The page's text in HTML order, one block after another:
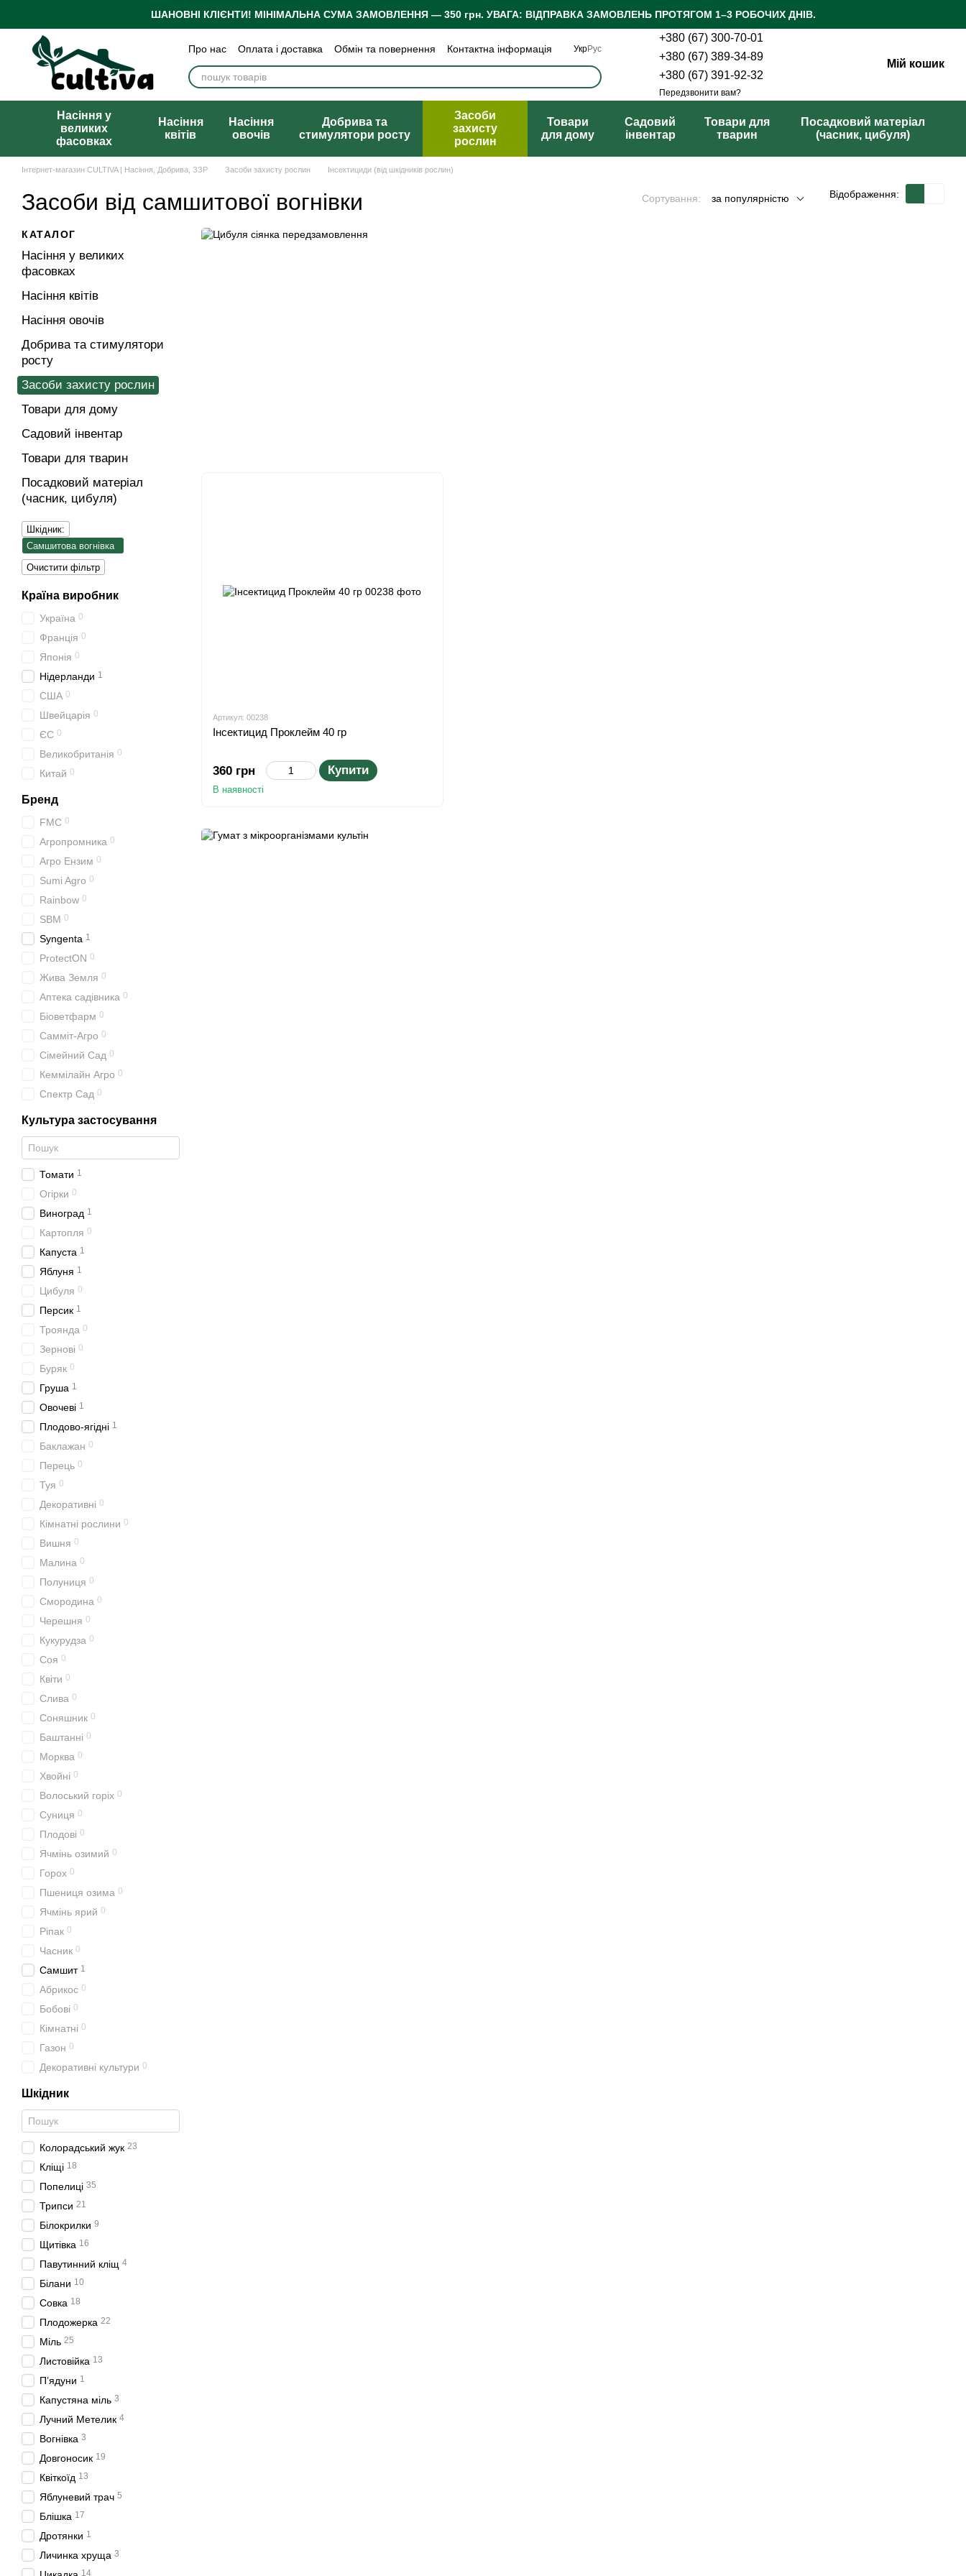
Перейти до основного контентуШАНОВНІ КЛІЄНТИ! МІНІМАЛЬНА СУМА ЗАМОВЛЕННЯ — 350 грн. УВАГА: ВІДПРАВКА ЗАМОВЛЕНЬ ПРОТЯГОМ 1–3 РОБОЧИХ ДНІВ.
Про нас Оплата і доставка Обмін та повернення
Контактна інформація
Бренди
Блог Політика конфіденційності
Відгуки про магазин
Публічна оферта
УкрРус
+380 (67) 300-70-01
+380 (67) 389-34-89
+380 (67) 391-92-32
Передзвонити вам?
Мій кошик
Насіння у
великих
фасовках
Насіння
квітів
Насіння
овочів
Добрива та
стимулятори росту
Засоби
захисту
рослин
Товари
для дому
Садовий
інвентар
Товари для
тварин
Посадковий матеріал
(часник, цибуля)
Інтернет-магазин CULTIVA | Насіння, Добрива, ЗЗР Засоби захисту рослин Інсектициди (від шкідників рослин)
Засоби від самшитової вогнівки Сортування: за популярністю Відображення:
Артикул: 00238
Інсектицид Проклейм 40 гр
360 грн Купити
В наявності
КАТАЛОГ
Насіння у великих
фасовках
Насіння квітів
Насіння овочів
Добрива та стимулятори
росту
Засоби захисту рослин
Товари для дому
Садовий інвентар
Товари для тварин
Посадковий матеріал
(часник, цибуля)
Шкідник:
Самшитова вогнівка
Очистити фільтр
Країна виробник
Україна 0
Франція 0
Японія 0
Нідерланди 1
США 0
Швейцарія 0
ЄС 0
Великобританія 0
Китай 0
Бренд
FMC 0
Агропромника 0
Агро Ензим 0
Sumi Agro 0
Rainbow 0
SBM 0
Syngenta 1
ProtectON 0
Жива Земля 0
Аптека садівника 0
Біоветфарм 0
Самміт-Агро 0
Сімейний Сад 0
Кеммілайн Агро 0
Спектр Сад 0
Культура застосування
Томати 1
Огірки 0
Виноград 1
Картопля 0
Капуста 1
Яблуня 1
Цибуля 0
Персик 1
Троянда 0
Зернові 0
Буряк 0
Груша 1
Овочеві 1
Плодово-ягідні 1
Баклажан 0
Перець 0
Туя 0
Декоративні 0
Кімнатні рослини 0
Вишня 0
Малина 0
Полуниця 0
Смородина 0
Черешня 0
Кукурудза 0
Соя 0
Квіти 0
Слива 0
Соняшник 0
Баштанні 0
Морква 0
Хвойні 0
Волоський горіх 0
Суниця 0
Плодові 0
Ячмінь озимий 0
Горох 0
Пшениця озима 0
Ячмінь ярий 0
Ріпак 0
Часник 0
Самшит 1
Абрикос 0
Бобові 0
Кімнатні 0
Газон 0
Декоративні культури 0
Шкідник
Колорадський жук 23
Кліщі 18
Попелиці 35
Трипси 21
Білокрилки 9
Щитівка 16
Павутинний кліщ 4
Білани 10
Совка 18
Плодожерка 22
Міль 25
Листовійка 13
П’ядуни 1
Капустяна міль 3
Лучний Метелик 4
Вогнівка 3
Довгоносик 19
Квіткоїд 13
Яблуневий трач 5
Блішка 17
Дротянки 1
Личинка хруща 3
14